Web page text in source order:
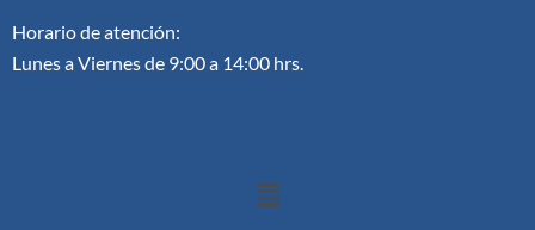
Horario de atención:
Lunes a Viernes de 9:00 a 14:00 hrs.